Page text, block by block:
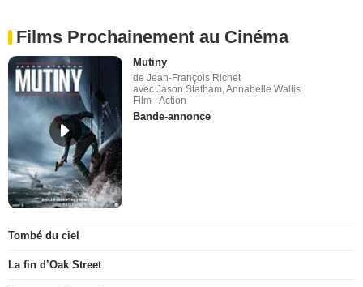
Films Prochainement au Cinéma
Mutiny
de Jean-François Richet
avec Jason Statham, Annabelle Wallis
Film - Action
Bande-annonce
Tombé du ciel
La fin d’Oak Street